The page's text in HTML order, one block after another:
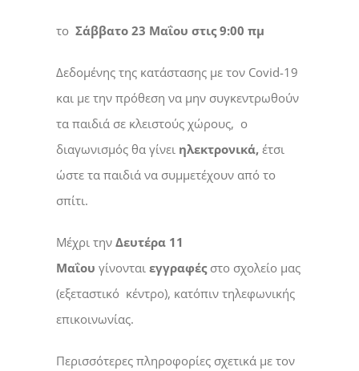
το Σάββατο 23 Μαΐου στις 9:00 πμ
Δεδομένης της κατάστασης με τον Covid-19
και με την πρόθεση να μην συγκεντρωθούν
τα παιδιά σε κλειστούς χώρους, ο
διαγωνισμός θα γίνει ηλεκτρονικά, έτσι
ώστε τα παιδιά να συμμετέχουν από το
σπίτι.
Μέχρι την Δευτέρα 11
Μαΐου γίνονται εγγραφέςστο σχολείο μας
(εξεταστικό κέντρο), κατόπιν τηλεφωνικής
επικοινωνίας.
Περισσότερες πληροφορίες σχετικά με τον